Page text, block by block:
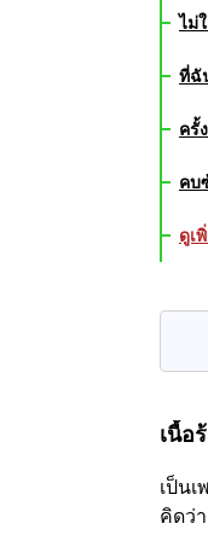
ไม่
ที่ฉั
ครั้
คบ
ดูเ
เนื้อ
เป็น
คิดว่